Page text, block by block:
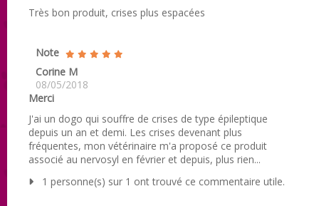
Très bon produit, crises plus espacées
Note
Corine M
08/05/2018
Merci
J'ai un dogo qui souffre de crises de type épileptique
depuis un an et demi. Les crises devenant plus
fréquentes, mon vétérinaire m'a proposé ce produit
associé au nervosyl en février et depuis, plus rien...
1 personne(s) sur 1 ont trouvé ce commentaire utile.